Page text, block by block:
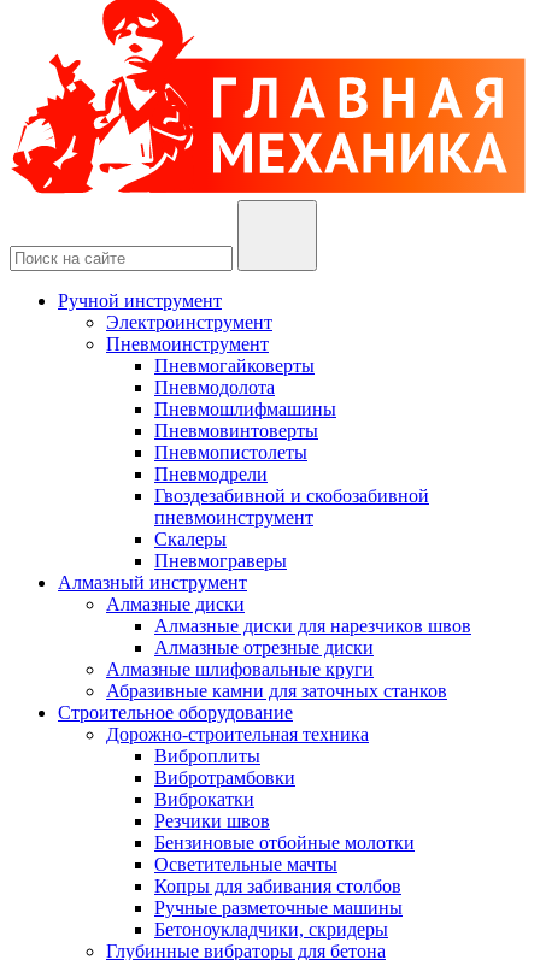
Ручной инструмент
Электроинструмент
Пневмоинструмент
Пневмогайковерты
Пневмодолота
Пневмошлифмашины
Пневмовинтоверты
Пневмопистолеты
Пневмодрели
Гвоздезабивной и скобозабивной
пневмоинструмент
Скалеры
Пневмограверы
Алмазный инструмент
Алмазные диски
Алмазные диски для нарезчиков швов
Алмазные отрезные диски
Алмазные шлифовальные круги
Абразивные камни для заточных станков
Строительное оборудование
Дорожно-строительная техника
Виброплиты
Вибротрамбовки
Виброкатки
Резчики швов
Бензиновые отбойные молотки
Осветительные мачты
Копры для забивания столбов
Ручные разметочные машины
Бетоноукладчики, скридеры
Глубинные вибраторы для бетона